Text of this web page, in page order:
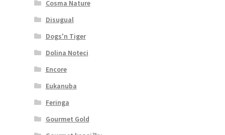
Cosma Nature
Disugual
Dogs'n Tiger
Dolina Noteci
Encore
Eukanuba
Feringa
Gourmet Gold